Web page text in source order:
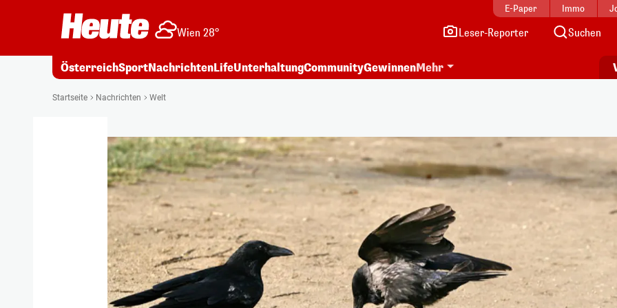
E-Paper Immo
Wien 28° Leser-Reporter Suchen
ÖsterreichSportNachrichtenLifeUnterhaltungCommunityGewinnenMehr
Startseite Nachrichten Welt